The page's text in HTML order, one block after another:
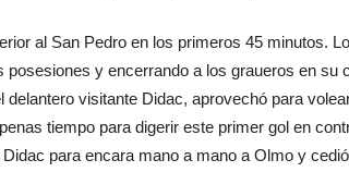
al San Pedro en los primeros 45 minutos.
posesiones y encerrando a los graueros en
delantero visitante Didac, aprovechó para
tiempo para digerir este primer gol en
para encara mano a mano a Olmo y